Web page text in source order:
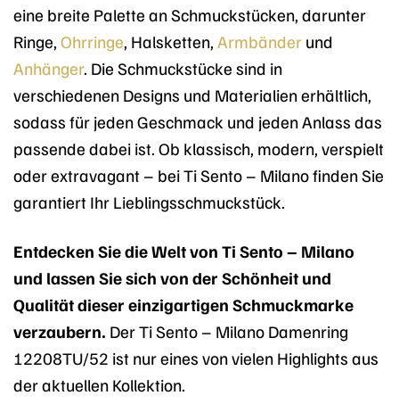
eine breite Palette an Schmuckstücken, darunter
Ringe, Ohrringe, Halsketten, Armbänder und
Anhänger. Die Schmuckstücke sind in
verschiedenen Designs und Materialien erhältlich,
sodass für jeden Geschmack und jeden Anlass das
passende dabei ist. Ob klassisch, modern, verspielt
oder extravagant – bei Ti Sento – Milano finden Sie
garantiert Ihr Lieblingsschmuckstück.
Entdecken Sie die Welt von Ti Sento – Milano
und lassen Sie sich von der Schönheit und
Qualität dieser einzigartigen Schmuckmarke
verzaubern. Der Ti Sento – Milano Damenring
12208TU/52 ist nur eines von vielen Highlights aus
der aktuellen Kollektion.